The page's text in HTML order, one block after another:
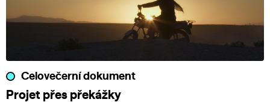
Celovečerní dokument
Projet přes překážky